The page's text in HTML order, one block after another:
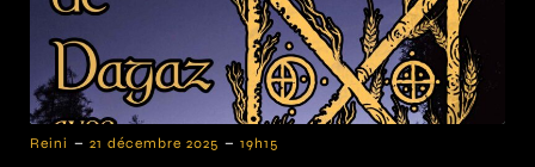
Reini - 21 décembre 2025 - 19h15